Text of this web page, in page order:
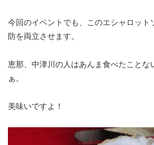
今回のイベントでも、このエシャロット
防を両立させます。
恵那、中津川の人はあんま食べたことな
ぁ。
美味いですよ！